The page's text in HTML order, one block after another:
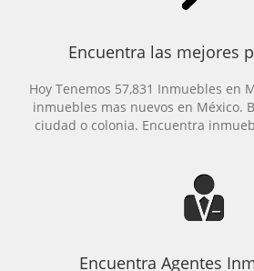
Encuentra las mejores
Hoy Tenemos 57,831 Inmuebles en
inmuebles mas nuevos en México.
ciudad o colonia. Encuentra
Encuentra Agentes